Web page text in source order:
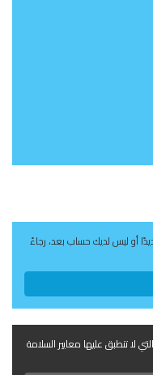
أو ليس لديك حساب بعد، رجاءً
لا تنطبق عليها معايير السلامة